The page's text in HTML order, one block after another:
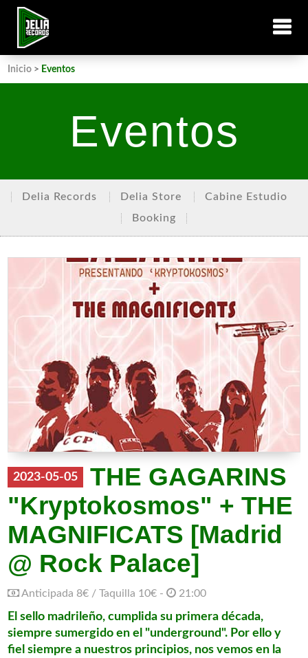
Inicio > Eventos
Eventos
Delia Records Delia Store
Cabine Estudio
Booking
2023-05-05
THE GAGARINS
"Kryptokosmos" + THE
MAGNIFICATS [Madrid
@ Rock Palace]
Anticipada 8€ / Taquilla 10€ - 21:00
El sello madrileño, cumplida su primera década,
siempre sumergido en el "underground". Por ello y
fiel siempre a nuestros principios, nos vemos en la